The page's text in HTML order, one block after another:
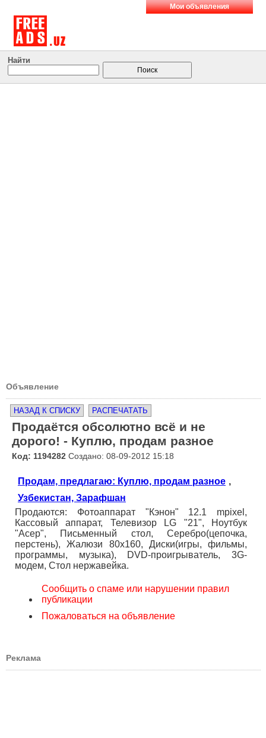
Мои объявления
Найти
Объявление
НАЗАД К СПИСКУ РАСПЕЧАТАТЬ
Продаётся обсолютно всё и не
дорого! - Куплю, продам разное
Код: 1194282 Создано: 08-09-2012 15:18
Продам, предлагаю: Куплю, продам разное ,
Узбекистан, Зарафшан
Продаются: Фотоаппарат "Кэнон" 12.1 mpixel,
Кассовый аппарат, Телевизор LG "21", Ноутбук
"Асер", Письменный стол, Серебро(цепочка,
перстень), Жалюзи 80х160, Диски(игры, фильмы,
программы, музыка), DVD-проигрыватель, 3G-
модем, Стол нержавейка.
Сообщить о спаме или нарушении правил
публикации
Пожаловаться на объявление
Реклама